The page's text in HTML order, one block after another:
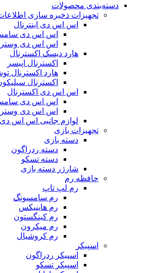
دسته‌بندی محصولات
تجهیزات ذخیره سازی
اس اس دی اینترنال
اس اس دی
اس اس دی
هارد دیسک اکسترنال
اکسترنال اپیسر
هارد اکسترنال
اکسترنال
اس اس دی اکسترنال
اس اس دی
اس اس دی
لوازم جانبی اس اس دی
تجهیزات بازی
دسته بازی
دسته ردراگون
دسته تسکو
شارژر دسته بازی
حافظه رم
رم لپ تاپ
رم سامسونگ
رم هاینیکس
رم کینگستون
رم میکرون
رم کروشیال
اسپیکر
اسپیکر ردراگون
اسپیکر تسکو